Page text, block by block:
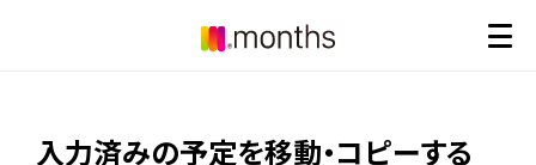
入力済みの予定を移動・コピーする